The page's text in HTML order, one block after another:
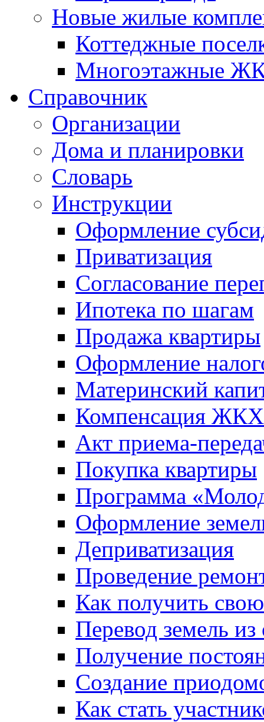
Новые жилые
Коттеджные
Многоэтажные
Справочник
Организации
Дома и планировки
Словарь
Инструкции
Оформление
Приватизация
Согласование
Ипотека по шагам
Продажа квартиры
Оформление
Материнский
Компенсация ЖКХ
Акт приема-
Покупка квартиры
Программа
Оформление
Деприватизация
Проведение
Как получить
Перевод земель
Получение
Создание
Как стать